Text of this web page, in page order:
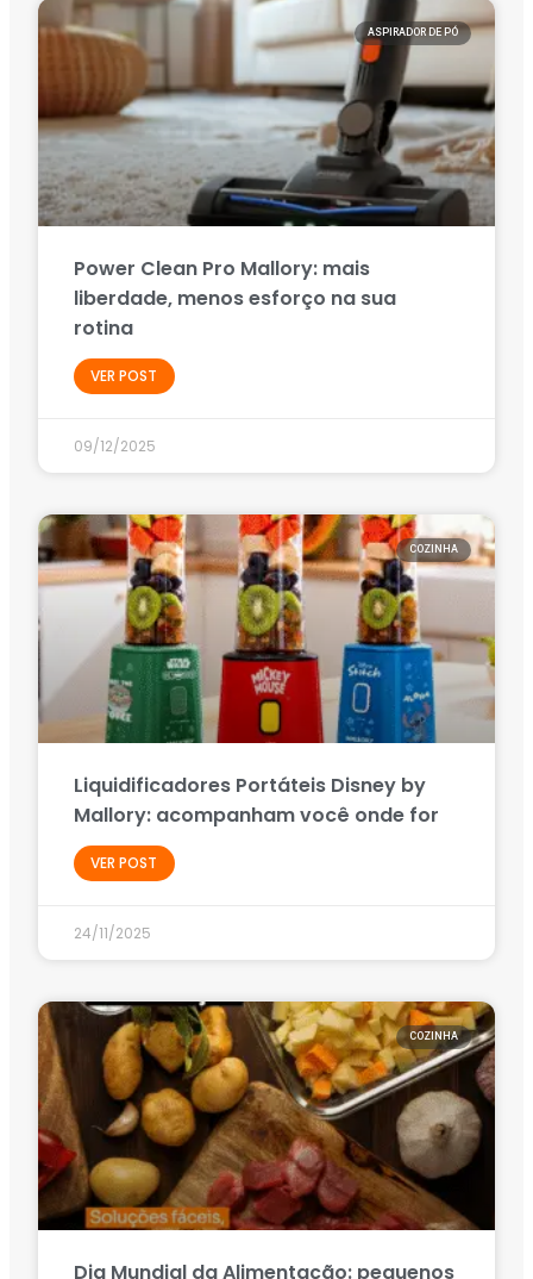
ASPIRADOR DE PÓ
Power Clean Pro Mallory: mais
liberdade, menos esforço na sua
rotina
VER POST
09/12/2025
COZINHA
Liquidificadores Portáteis Disney by
Mallory: acompanham você onde for
VER POST
24/11/2025
COZINHA
Dia Mundial da Alimentação: pequenos